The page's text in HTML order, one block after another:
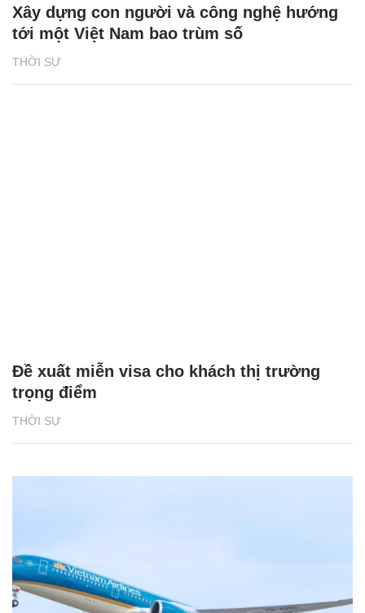
THỜI SỰ
Xây dựng con người và công nghệ hướng
tới một Việt Nam bao trùm số
THỜI SỰ
Đề xuất miễn visa cho khách thị trường
trọng điểm